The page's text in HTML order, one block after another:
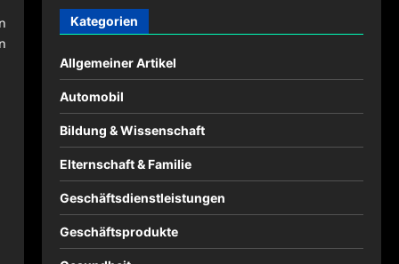
Kategorien
Allgemeiner Artikel
Automobil
Bildung & Wissenschaft
Elternschaft & Familie
Geschäftsdienstleistungen
Geschäftsprodukte